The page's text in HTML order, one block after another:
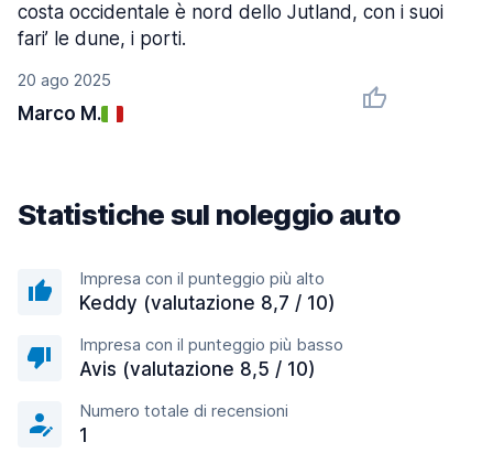
20 ago 2025
Marco M.
costa occidentale è nord dello Jutland, con i suoi
fari’ le dune, i porti.
Statistiche sul noleggio auto
Impresa con il punteggio più alto
Keddy (valutazione 8,7 / 10)
Impresa con il punteggio più basso
Avis (valutazione 8,5 / 10)
Numero totale di recensioni
1